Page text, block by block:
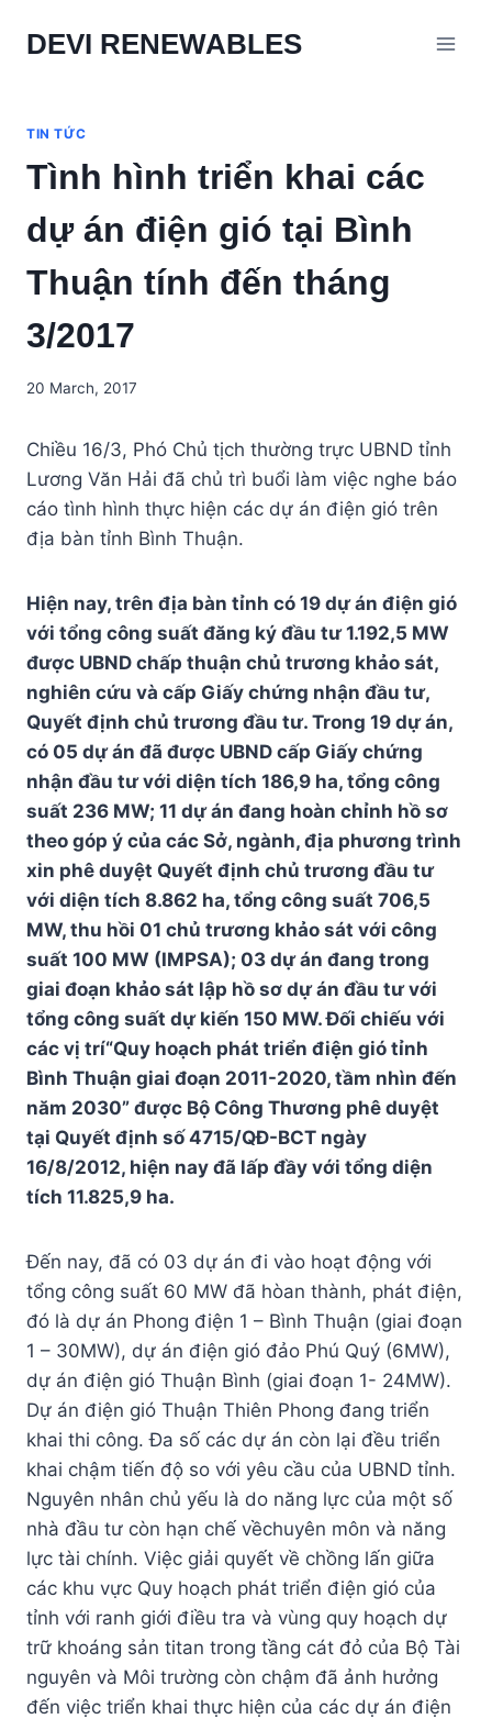
DEVI RENEWABLES
TIN TỨC
Tình hình triển khai các
dự án điện gió tại Bình
Thuận tính đến tháng
3/2017
20 March, 2017
Chiều 16/3, Phó Chủ tịch thường trực UBND tỉnh
Lương Văn Hải đã chủ trì buổi làm việc nghe báo
cáo tình hình thực hiện các dự án điện gió trên
địa bàn tỉnh Bình Thuận.
Hiện nay, trên địa bàn tỉnh có 19 dự án điện gió
với tổng công suất đăng ký đầu tư 1.192,5 MW
được UBND chấp thuận chủ trương khảo sát,
nghiên cứu và cấp Giấy chứng nhận đầu tư,
Quyết định chủ trương đầu tư. Trong 19 dự án,
có 05 dự án đã được UBND cấp Giấy chứng
nhận đầu tư với diện tích 186,9 ha, tổng công
suất 236 MW; 11 dự án đang hoàn chỉnh hồ sơ
theo góp ý của các Sở, ngành, địa phương trình
xin phê duyệt Quyết định chủ trương đầu tư
với diện tích 8.862 ha, tổng công suất 706,5
MW, thu hồi 01 chủ trương khảo sát với công
suất 100 MW (IMPSA); 03 dự án đang trong
giai đoạn khảo sát lập hồ sơ dự án đầu tư với
tổng công suất dự kiến 150 MW. Đối chiếu với
các vị trí“Quy hoạch phát triển điện gió tỉnh
Bình Thuận giai đoạn 2011-2020, tầm nhìn đến
năm 2030” được Bộ Công Thương phê duyệt
tại Quyết định số 4715/QĐ-BCT ngày
16/8/2012, hiện nay đã lấp đầy với tổng diện
tích 11.825,9 ha.
Đến nay, đã có 03 dự án đi vào hoạt động với
tổng công suất 60 MW đã hòan thành, phát điện,
đó là dự án Phong điện 1 – Bình Thuận (giai đoạn
1 – 30MW), dự án điện gió đảo Phú Quý (6MW),
dự án điện gió Thuận Bình (giai đoạn 1- 24MW).
Dự án điện gió Thuận Thiên Phong đang triển
khai thi công. Đa số các dự án còn lại đều triển
khai chậm tiến độ so với yêu cầu của UBND tỉnh.
Nguyên nhân chủ yếu là do năng lực của một số
nhà đầu tư còn hạn chế vềchuyên môn và năng
lực tài chính. Việc giải quyết về chồng lấn giữa
các khu vực Quy hoạch phát triển điện gió của
tỉnh với ranh giới điều tra và vùng quy hoạch dự
trữ khoáng sản titan trong tầng cát đỏ của Bộ Tài
nguyên và Môi trường còn chậm đã ảnh hưởng
đến việc triển khai thực hiện của các dự án điện